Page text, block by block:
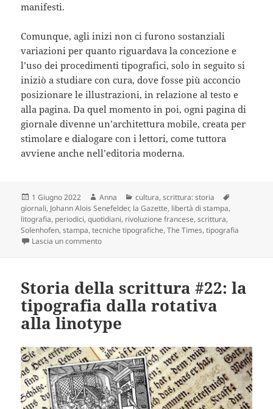
manifesti.
Comunque, agli inizi non ci furono sostanziali
variazioni per quanto riguardava la concezione e
l’uso dei procedimenti tipografici, solo in seguito si
iniziò a studiare con cura, dove fosse più acconcio
posizionare le illustrazioni, in relazione al testo e
alla pagina. Da quel momento in poi, ogni pagina di
giornale divenne un’architettura mobile, creata per
stimolare e dialogare con i lettori, come tuttora
avviene anche nell’editoria moderna.
Scritto
il
1 Giugno 2022 Autore
Anna Categorie
cultura,scrittura: storia
giornali, Johann Alois Senefelder, la Gazette, libertà di stampa,
litografia, periodici,quotidiani, rivoluzione francese,scrittura,
Solenhofen,stampa,tecniche tipografiche,The Times,tipografia
Lascia un commentosu Storia della scrittura #23: progressi della
Storia della scrittura #22: la
tipografia dalla rotativa
alla linotype